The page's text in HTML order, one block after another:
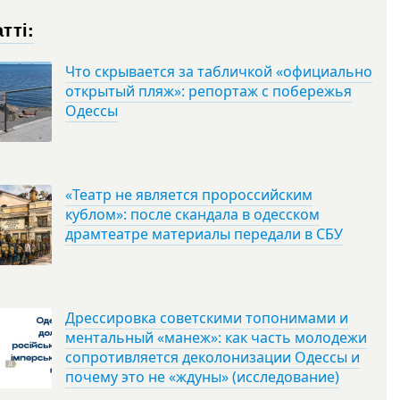
Что скрывается за табличкой «официально
открытый пляж»: репортаж с побережья
Одессы
«Театр не является пророссийским
кублом»: после скандала в одесском
драмтеатре материалы передали в СБУ
Дрессировка советскими топонимами и
ментальный «манеж»: как часть молодежи
сопротивляется деколонизации Одессы и
почему это не «ждуны» (исследование)